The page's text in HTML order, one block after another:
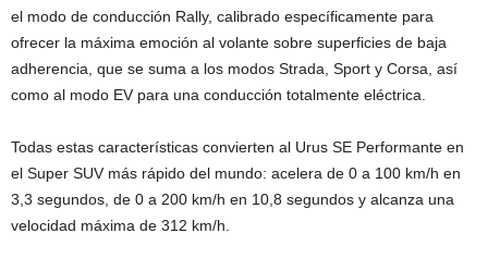
el modo de conducción Rally, calibrado específicamente para
ofrecer la máxima emoción al volante sobre superficies de baja
adherencia, que se suma a los modos Strada, Sport y Corsa, así
como al modo EV para una conducción totalmente eléctrica.
Todas estas características convierten al Urus SE Performante en
el Super SUV más rápido del mundo: acelera de 0 a 100 km/h en
3,3 segundos, de 0 a 200 km/h en 10,8 segundos y alcanza una
velocidad máxima de 312 km/h.